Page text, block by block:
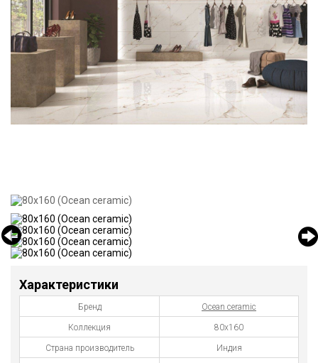
Характеристики
Бренд Ocean ceramic
Коллекция 80х160
Страна производитель Индия